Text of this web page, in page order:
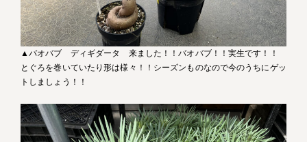
▲バオバブ ディギダータ 来ました！！バオバブ！！実生です！！
とぐろを巻いていたり形は様々！！シーズンものなので今のうちにゲッ
トしましょう！！